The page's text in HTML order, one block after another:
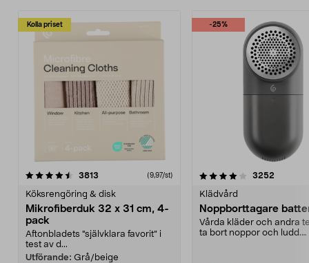
Kolla priset
3813 (9,97/st)
Köksrengöring & disk
Mikrofiberduk 32 x 31 cm, 4-
pack
Aftonbladets "självklara favorit” i
test av d...
Utförande: Grå/beige
-25%
4.0av 5 stjärnor 3252
Klädvård
Noppborttagare
Vårda kläder och andra
ta bort noppor och ludd.
4.5av 5 stjärnor